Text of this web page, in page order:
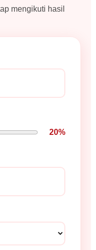
mengikuti hasil
20%